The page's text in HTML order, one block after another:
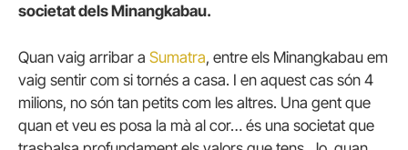
societat dels Minangkabau.
Quan vaig arribar a Sumatra, entre els Minangkabau em
vaig sentir com si tornés a casa. I en aquest cas són 4
milions, no són tan petits com les altres. Una gent que
quan et veu es posa la mà al cor… és una societat que